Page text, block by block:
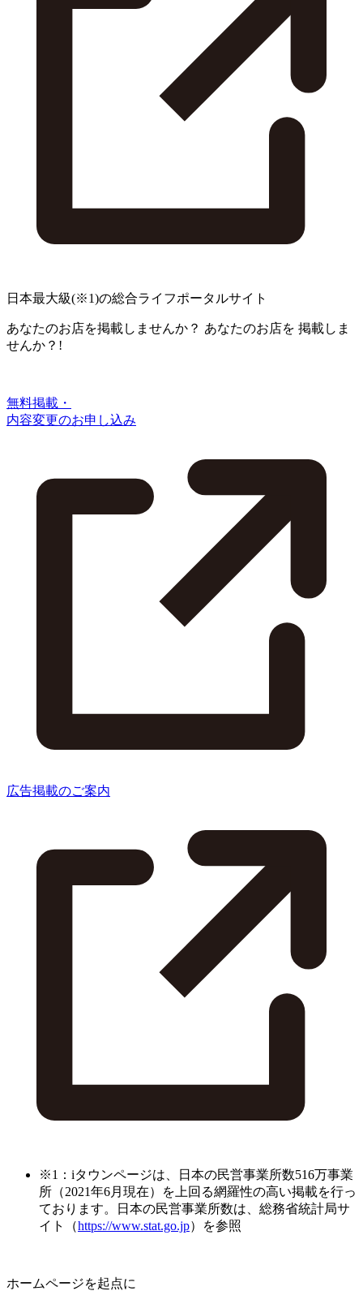
日本最大級(※1)の総合ライフポータルサイト
あなたのお店を掲載しませんか？ あなたのお店を 掲載しま
せんか？!
無料掲載・
内容変更のお申し込み
広告掲載のご案内
※1：iタウンページは、日本の民営事業所数516万事業
所（2021年6月現在）を上回る網羅性の高い掲載を行っ
ております。日本の民営事業所数は、総務省統計局サ
イト（https://www.stat.go.jp）を参照
ホームページを起点に